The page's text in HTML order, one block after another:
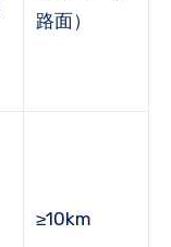
路面）
≥10km